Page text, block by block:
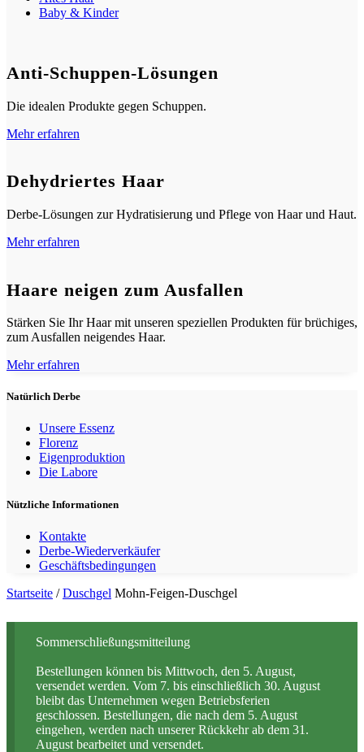
Baby & Kinder
Anti-Schuppen-Lösungen
Die idealen Produkte gegen Schuppen.
Mehr erfahren
Dehydriertes Haar
Derbe-Lösungen zur Hydratisierung und Pflege von Haar und Haut.
Mehr erfahren
Haare neigen zum Ausfallen
Stärken Sie Ihr Haar mit unseren speziellen Produkten für brüchiges,
zum Ausfallen neigendes Haar.
Mehr erfahren
Natürlich Derbe
Unsere Essenz
Florenz
Eigenproduktion
Die Labore
Nützliche Informationen
Kontakte
Derbe-Wiederverkäufer
Geschäftsbedingungen
Startseite /Duschgel Mohn-Feigen-Duschgel
Sommerschließungsmitteilung
Bestellungen können bis Mittwoch, den 5. August,
versendet werden. Vom 7. bis einschließlich 30. August
bleibt das Unternehmen wegen Betriebsferien
geschlossen. Bestellungen, die nach dem 5. August
eingehen, werden nach unserer Rückkehr ab dem 31.
August bearbeitet und versendet.